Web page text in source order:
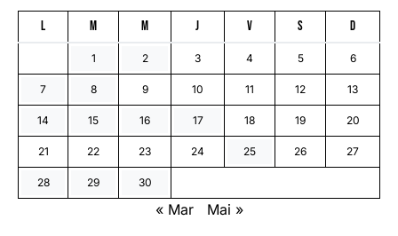
L M M J V S D
1 2 3 4 5 6
7 8 9 10 11 12 13
14 15 16 17 18 19 20
21 22 23 24 25 26 27
28 29 30
« Mar Mai »